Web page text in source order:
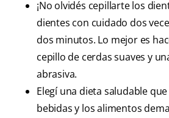
¡No olvidés cepillarte los
dientes con cuidado dos
dos minutos. Lo mejor es
cepillo de cerdas suaves y
abrasiva.
Elegí una dieta saludable
bebidas y los alimentos